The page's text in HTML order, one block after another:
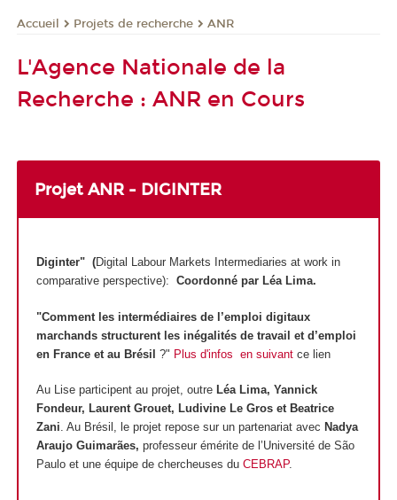
Accueil Projets de recherche ANR
L'Agence Nationale de la
Recherche : ANR en Cours
Projet ANR - DIGINTER
Diginter" (Digital Labour Markets Intermediaries at work in
comparative perspective): Coordonné par Léa Lima.
"Comment les intermédiaires de l’emploi digitaux
marchands structurent les inégalités de travail et d’emploi
en France et au Brésil ?" Plus d'infos en suivant ce lien
Au Lise participent au projet, outre Léa Lima, Yannick
Fondeur, Laurent Grouet, Ludivine Le Gros et Beatrice
Zani. Au Brésil, le projet repose sur un partenariat avec Nadya
Araujo Guimarães, professeur émérite de l’Université de São
Paulo et une équipe de chercheuses du CEBRAP.